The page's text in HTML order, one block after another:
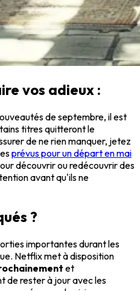
vos adieux :
de septembre, il est
titres quitteront le
de ne rien manquer, jetez
prévus pour un départ en mai
découvrir ou redécouvrir des
avant qu'ils ne
?
importantes durant les
Netflix met à disposition
et
de rester à jour avec les